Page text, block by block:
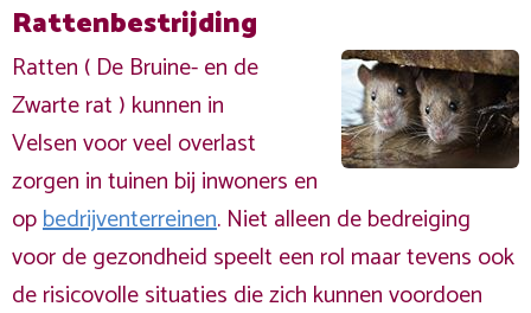
Rattenbestrijding
Ratten ( De Bruine- en de
Zwarte rat ) kunnen in
Velsen voor veel overlast
zorgen in tuinen bij inwoners en
opbedrijventerreinen. Niet alleen de bedreiging
voor de gezondheid speelt een rol maar tevens ook
de risicovolle situaties die zich kunnen voordoen